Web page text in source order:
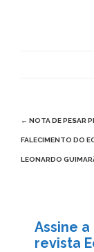
Post
navigation
← NOTA DE PESAR
FALECIMENTO DO
LEONARDO
Assine
revista